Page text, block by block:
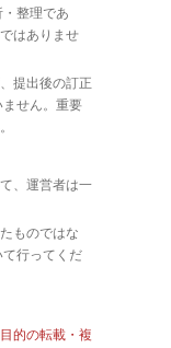
整理であ
はありませ
提出後の訂正
せん。重要
、運営者は一
ものではな
て行ってくだ
的の転載・複